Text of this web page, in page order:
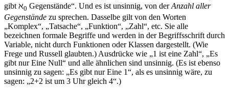
gibt ℵ0 Gegenstände“. Und es ist unsinnig, von derAnzahl aller
Gegenstände zu sprechen. Dasselbe gilt von den Worten
„Komplex“, „Tatsache“, „Funktion“, „Zahl“, etc. Sie alle
bezeichnen formale Begriffe und werden in der Begriffsschrift durch
Variable, nicht durch Funktionen oder Klassen dargestellt. (Wie
Frege und Russell glaubten.) Ausdrücke wie „1 ist eine Zahl“, „Es
gibt nur Eine Null“ und alle ähnlichen sind unsinnig. (Es ist ebenso
unsinnig zu sagen: „Es gibt nur Eine 1“, als es unsinnig wäre, zu
sagen: „2+2 ist um 3 Uhr gleich 4“.)